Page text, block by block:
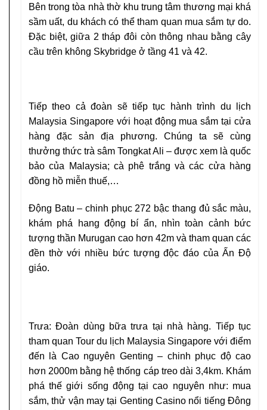
Bên trong tòa nhà thờ khu trung tâm thương mại khá
sầm uất, du khách có thể tham quan mua sắm tự do.
Đặc biệt, giữa 2 tháp đôi còn thông nhau bằng cây
cầu trên không Skybridge ở tầng 41 và 42.
Tiếp theo cả đoàn sẽ tiếp tục hành trình du lịch
Malaysia Singapore với hoạt động mua sắm tại cửa
hàng đặc sản địa phương. Chúng ta sẽ cùng
thưởng thức trà sâm Tongkat Ali – được xem là quốc
bảo của Malaysia; cà phê trắng và các cửa hàng
đồng hồ miễn thuế,…
Động Batu – chinh phục 272 bậc thang đủ sắc màu,
khám phá hang động bí ẩn, nhìn toàn cảnh bức
tượng thần Murugan cao hơn 42m và tham quan các
đền thờ với nhiều bức tượng độc đáo của Ấn Độ
giáo.
Trưa: Đoàn dùng bữa trưa tại nhà hàng. Tiếp tục
tham quan Tour du lịch Malaysia Singapore với điểm
đến là Cao nguyên Genting – chinh phục độ cao
hơn 2000m bằng hệ thống cáp treo dài 3,4km. Khám
phá thế giới sống động tại cao nguyên như: mua
sắm, thử vận may tại Genting Casino nổi tiếng Đông